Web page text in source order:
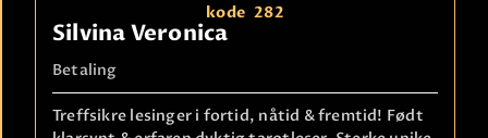
kode 282
Silvina Veronica
Betaling
Treffsikre lesinger i fortid, nåtid & fremtid! Født